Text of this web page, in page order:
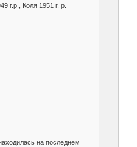
г.р., Коля 1951 г. р.
на последнем